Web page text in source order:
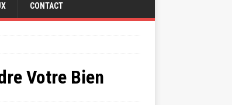
CONTACT
Votre Bien